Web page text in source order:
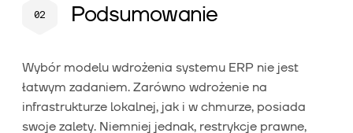
Podsumowanie
Wybór modelu wdrożenia systemu ERP nie jest
łatwym zadaniem. Zarówno wdrożenie na
infrastrukturze lokalnej, jak i w chmurze, posiada
swoje zalety. Niemniej jednak, restrykcje prawne,